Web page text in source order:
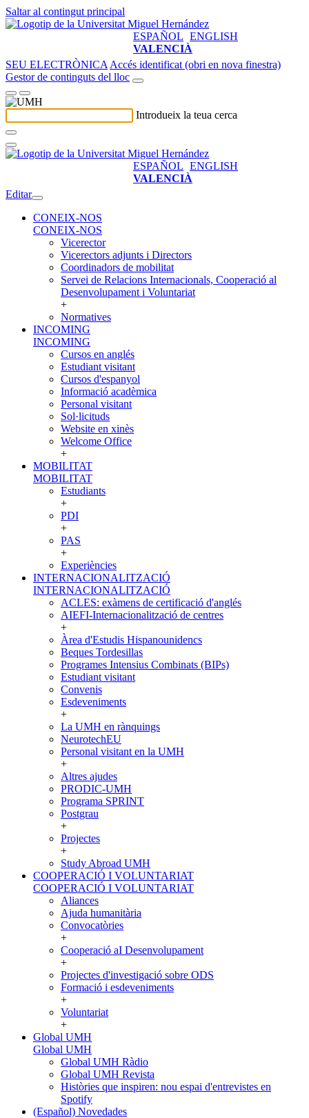
Saltar al contingut principal
ESPAÑOL ENGLISH
VALENCIÀ
SEU ELECTRÒNICA Accés identificat (obri en nova finestra)
Gestor de continguts del lloc
Introdueix la teua cerca
ESPAÑOL ENGLISH
VALENCIÀ
Editar
CONEIX-NOS
CONEIX-NOS
Vicerector
Vicerectors adjunts i Directors
Coordinadors de mobilitat
Servei de Relacions Internacionals, Cooperació al
Desenvolupament i Voluntariat
+
Normatives
INCOMING
INCOMING
Cursos en anglés
Estudiant visitant
Cursos d'espanyol
Informació acadèmica
Personal visitant
Sol·licituds
Website en xinès
Welcome Office
+
MOBILITAT
MOBILITAT
Estudiants
+
PDI
+
PAS
+
Experiències
INTERNACIONALITZACIÓ
INTERNACIONALITZACIÓ
ACLES: exàmens de certificació d'anglés
AIEFI-Internacionalització de centres
+
Àrea d'Estudis Hispanounidencs
Beques Tordesillas
Programes Intensius Combinats (BIPs)
Estudiant visitant
Convenis
Esdeveniments
+
La UMH en rànquings
NeurotechEU
Personal visitant en la UMH
+
Altres ajudes
PRODIC-UMH
Programa SPRINT
Postgrau
+
Projectes
+
Study Abroad UMH
COOPERACIÓ I VOLUNTARIAT
COOPERACIÓ I VOLUNTARIAT
Aliances
Ajuda humanitària
Convocatòries
+
Cooperació aI Desenvolupament
+
Projectes d'investigació sobre ODS
Formació i esdeveniments
+
Voluntariat
+
Global UMH
Global UMH
Global UMH Ràdio
Global UMH Revista
Històries que inspiren: nou espai d'entrevistes en
Spotify
(Español) Novedades